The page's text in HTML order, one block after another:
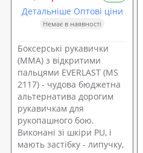
Детальніше Оптові ціни
Немає в наявності
Боксерські рукавички
(MMA) з відкритими
пальцями EVERLAST (MS
2117) - чудова бюджетна
альтернатива дорогим
рукавичкам для
рукопашного бою.
Виконані зі шкіри PU, і
мають застібку - липучку,